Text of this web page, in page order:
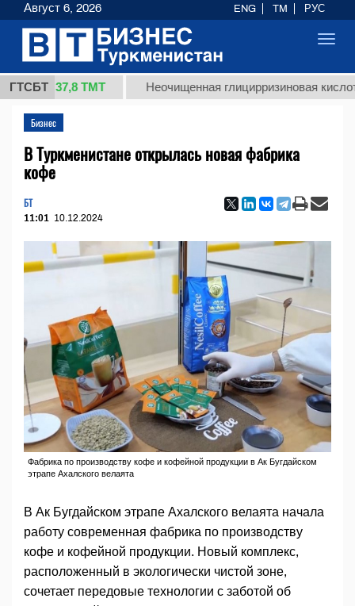
ГТСБТ
37,8 ТМТ Неочищенная глицирризиновая кислота
Бизнес
В Туркменистане открылась новая фабрика
кофе
БТ
11:01 10.12.2024
Фабрика по производству кофе и кофейной продукции в Ак Бугдайском
этрапе Ахалского велаята
В Ак Бугдайском этрапе Ахалского велаята начала
работу современная фабрика по производству
кофе и кофейной продукции. Новый комплекс,
расположенный в экологически чистой зоне,
сочетает передовые технологии с заботой об
Август 6, 2026 ENG TM РУС